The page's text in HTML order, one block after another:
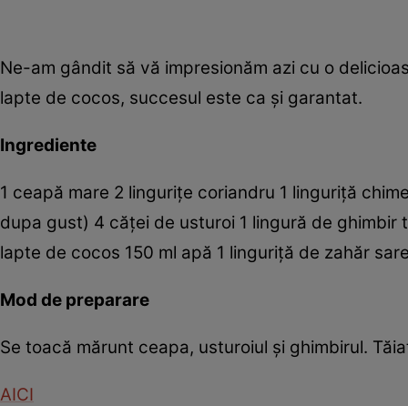
Ne-am gândit să vă impresionăm azi cu o
lapte de cocos, succesul este ca şi garantat.
Ingrediente
1 ceapă mare 2 linguriţe coriandru 1 linguriţă
dupa gust) 4 căţei de usturoi 1 lingură de
lapte de cocos 150 ml apă 1 linguriţă de zahăr
Mod de preparare
Se toacă mărunt ceapa, usturoiul şi ghimbirul.
AICI